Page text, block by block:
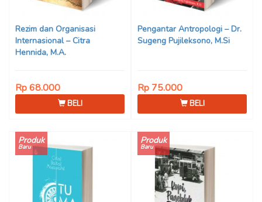
Rezim dan Organisasi
Internasional – Citra
Hennida, M.A.
Rp 68.000
BELI
Pengantar Antropologi – Dr.
Sugeng Pujileksono, M.Si
Rp 75.000
BELI
Produk
Baru
Produk
Baru